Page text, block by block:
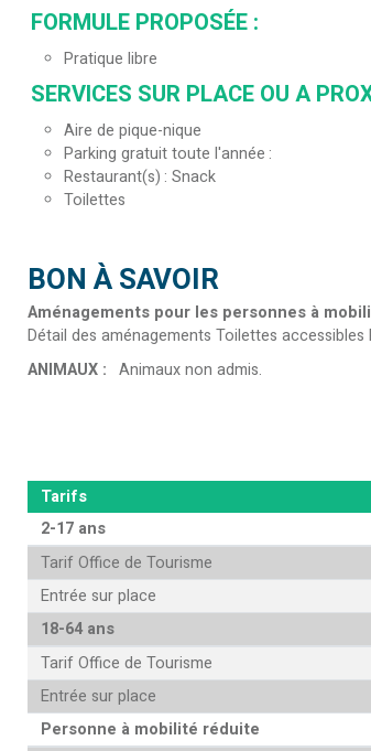
FORMULE PROPOSÉE :
Pratique libre
SERVICES SUR PLACE OU A
Aire de pique-nique
Parking gratuit toute l'année
Restaurant(s) Snack
Toilettes
BON À SAVOIR
Aménagements pour les personnes à
Détail des aménagements Toilettes accessibles
ANIMAUX : Animaux non admis
Tarifs
2-17 ans
Tarif Office de Tourisme
Entrée sur place
18-64 ans
Tarif Office de Tourisme
Entrée sur place
Personne à mobilité réduite